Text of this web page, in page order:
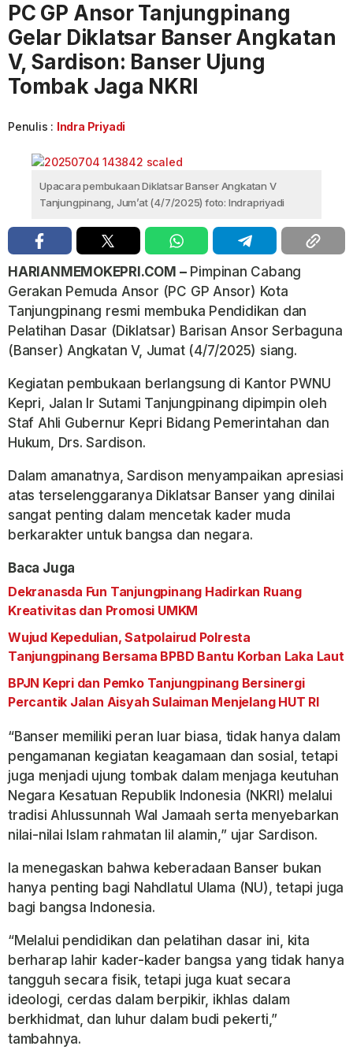
PC GP Ansor Tanjungpinang
Gelar Diklatsar Banser Angkatan
V, Sardison: Banser Ujung
Tombak Jaga NKRI
Penulis : Indra Priyadi
Upacara pembukaan Diklatsar Banser Angkatan V
Tanjungpinang, Jum’at (4/7/2025) foto: Indrapriyadi
HARIANMEMOKEPRI.COM –Pimpinan Cabang
Gerakan Pemuda Ansor (PC GP Ansor) Kota
Tanjungpinang resmi membuka Pendidikan dan
Pelatihan Dasar (Diklatsar) Barisan Ansor Serbaguna
(Banser) Angkatan V, Jumat (4/7/2025) siang.
Kegiatan pembukaan berlangsung di Kantor PWNU
Kepri, Jalan Ir Sutami Tanjungpinang dipimpin oleh
Staf Ahli Gubernur Kepri Bidang Pemerintahan dan
Hukum, Drs. Sardison.
Dalam amanatnya, Sardison menyampaikan apresiasi
atas terselenggaranya Diklatsar Banser yang dinilai
sangat penting dalam mencetak kader muda
berkarakter untuk bangsa dan negara.
Baca Juga
Dekranasda Fun Tanjungpinang Hadirkan Ruang
Kreativitas dan Promosi UMKM
Wujud Kepedulian, Satpolairud Polresta
Tanjungpinang Bersama BPBD Bantu Korban Laka Laut
BPJN Kepri dan Pemko Tanjungpinang Bersinergi
Percantik Jalan Aisyah Sulaiman Menjelang HUT RI
“Banser memiliki peran luar biasa, tidak hanya dalam
pengamanan kegiatan keagamaan dan sosial, tetapi
juga menjadi ujung tombak dalam menjaga keutuhan
Negara Kesatuan Republik Indonesia (NKRI) melalui
tradisi Ahlussunnah Wal Jamaah serta menyebarkan
nilai-nilai Islam rahmatan lil alamin,” ujar Sardison.
Ia menegaskan bahwa keberadaan Banser bukan
hanya penting bagi Nahdlatul Ulama (NU), tetapi juga
bagi bangsa Indonesia.
“Melalui pendidikan dan pelatihan dasar ini, kita
berharap lahir kader-kader bangsa yang tidak hanya
tangguh secara fisik, tetapi juga kuat secara
ideologi, cerdas dalam berpikir, ikhlas dalam
berkhidmat, dan luhur dalam budi pekerti,”
tambahnya.